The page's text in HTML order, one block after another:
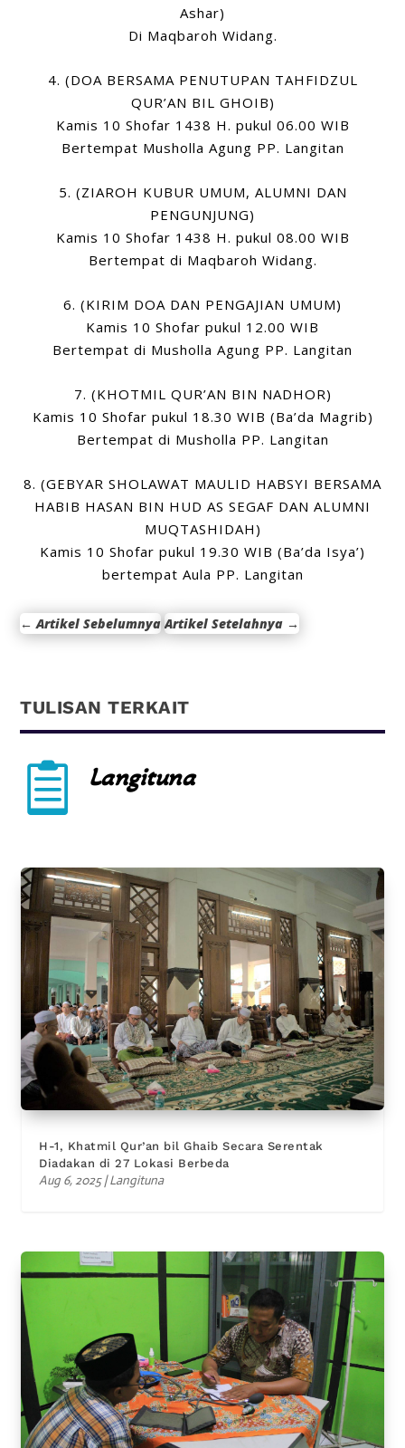
Ashar)
Di Maqbaroh Widang.
4. (DOA BERSAMA PENUTUPAN TAHFIDZUL
QUR’AN BIL GHOIB)
Kamis 10 Shofar 1438 H. pukul 06.00 WIB
Bertempat Musholla Agung PP. Langitan
5. (ZIAROH KUBUR UMUM, ALUMNI DAN
PENGUNJUNG)
Kamis 10 Shofar 1438 H. pukul 08.00 WIB
Bertempat di Maqbaroh Widang.
6. (KIRIM DOA DAN PENGAJIAN UMUM)
Kamis 10 Shofar pukul 12.00 WIB
Bertempat di Musholla Agung PP. Langitan
7. (KHOTMIL QUR’AN BIN NADHOR)
Kamis 10 Shofar pukul 18.30 WIB (Ba’da Magrib)
Bertempat di Musholla PP. Langitan
8. (GEBYAR SHOLAWAT MAULID HABSYI BERSAMA
HABIB HASAN BIN HUD AS SEGAF DAN ALUMNI
MUQTASHIDAH)
Kamis 10 Shofar pukul 19.30 WIB (Ba’da Isya’)
bertempat Aula PP. Langitan
←Artikel Sebelumnya Artikel Setelahnya →
TULISAN TERKAIT
 Langituna
H-1, Khatmil Qur’an bil Ghaib Secara Serentak
Diadakan di 27 Lokasi Berbeda
Aug 6, 2025|Langituna